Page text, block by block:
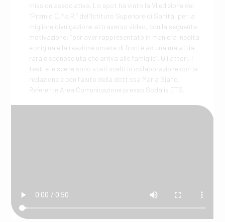
mission associativa. Lo spot ha vinto la VI edizione del
“Premio O.Ma.R.” dell’Istituto Superiore di Sanità, per la
migliore divulgazione attraverso video, con la seguente
motivazione: “per aver rappresentato in maniera inedita
e originale la reazione umana di fronte ad una malattia
rara e sconosciuta che arriva alle famiglie”. Gli attori, i
testi e le scene sono stati scelti in collaborazione con la
redazione e con l’aiuto della dott.ssa Maria Siano,
Referente Area Comunicazione presso Sodalis ETS.